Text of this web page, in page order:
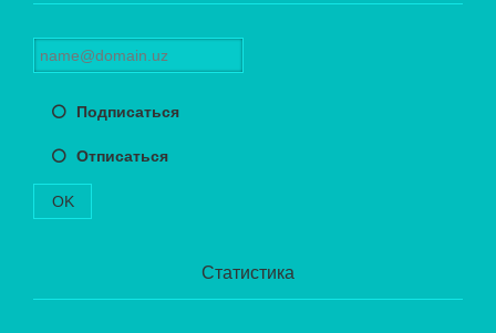
Подписаться
Отписаться
OK
Статистика